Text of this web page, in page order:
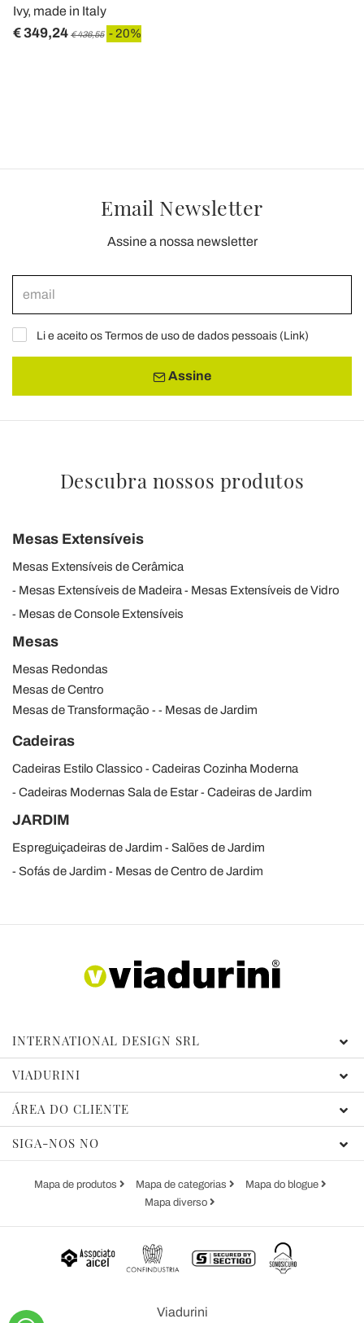
Ivy, made in Italy
€ 349,24 € 436,55 - 20%
Email Newsletter
Assine a nossa newsletter
Li e aceito os Termos de uso de dados pessoais (Link)
Assine
Descubra nossos produtos
Mesas Extensíveis
Mesas Extensíveis de Cerâmica
Mesas Extensíveis de Madeira
Mesas Extensíveis de Vidro
Mesas de Console Extensíveis
Mesas
Mesas Redondas
Mesas de Centro
Mesas de Transformação
Mesas de Jardim
Cadeiras
Cadeiras Estilo Classico
Cadeiras Cozinha Moderna
Cadeiras Modernas Sala de Estar
Cadeiras de Jardim
JARDIM
Espreguiçadeiras de Jardim
Salões de Jardim
Sofás de Jardim
Mesas de Centro de Jardim
INTERNATIONAL DESIGN SRL
VIADURINI
ÁREA DO CLIENTE
SIGA-NOS NO
Mapa de produtos Mapa de categorias
Mapa do blogue
Mapa diverso
Viadurini